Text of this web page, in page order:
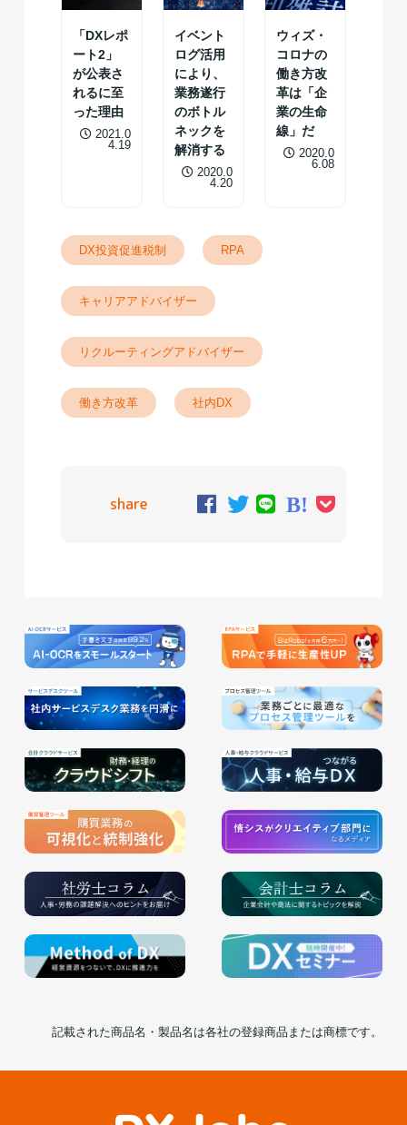
「DXレポ
ート2」
が公表さ
れるに至
った理由
2021.0
4.19
イベント
ログ活用
により、
業務遂行
のボトル
ネックを
解消する
2020.0
4.20
ウィズ・
コロナの
働き方改
革は「企
業の生命
線」だ
2020.0
6.08
DX投資促進税制 RPA
キャリアアドバイザー
リクルーティングアドバイザー
働き方改革 社内DX
share
記載された商品名・製品名は各社の登録商品または商標です。